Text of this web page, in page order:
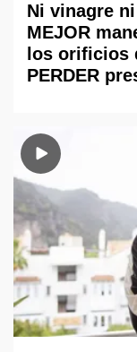
Ni vinagre
MEJOR
los orificios
PERDER